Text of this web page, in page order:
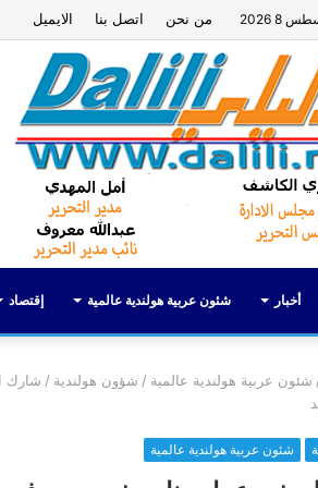
2026 من نحن اتصل بنا الايميل
أخبار شئون عربية هولندية عالمية إقتصاد
شئون عربية هولندية عالمية / شؤون هولندية / شارك
شئون عربية هولندية عالمية